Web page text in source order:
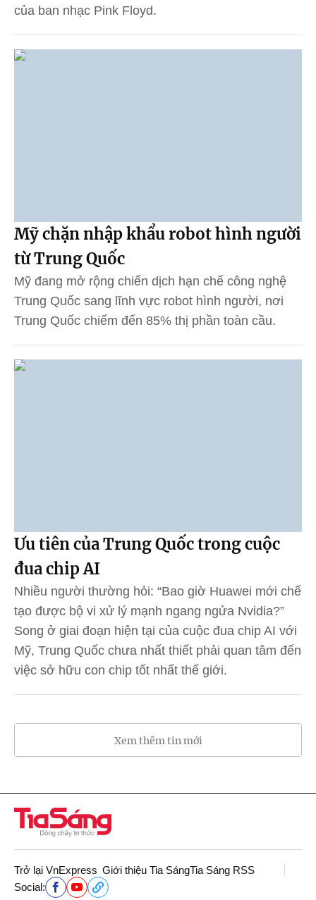
của ban nhạc Pink Floyd.
Mỹ chặn nhập khẩu robot hình người
từ Trung Quốc
Mỹ đang mở rộng chiến dịch hạn chế công nghệ
Trung Quốc sang lĩnh vực robot hình người, nơi
Trung Quốc chiếm đến 85% thị phần toàn cầu.
Ưu tiên của Trung Quốc trong cuộc
đua chip AI
Nhiều người thường hỏi: “Bao giờ Huawei mới chế
tạo được bộ vi xử lý mạnh ngang ngửa Nvidia?”
Song ở giai đoạn hiện tại của cuộc đua chip AI với
Mỹ, Trung Quốc chưa nhất thiết phải quan tâm đến
việc sở hữu con chip tốt nhất thế giới.
Xem thêm tin mới
Trở lại VnExpress Giới thiệu Tia SángTia Sáng RSS
Social: